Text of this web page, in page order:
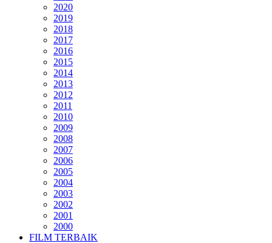
2020
2019
2018
2017
2016
2015
2014
2013
2012
2011
2010
2009
2008
2007
2006
2005
2004
2003
2002
2001
2000
FILM TERBAIK